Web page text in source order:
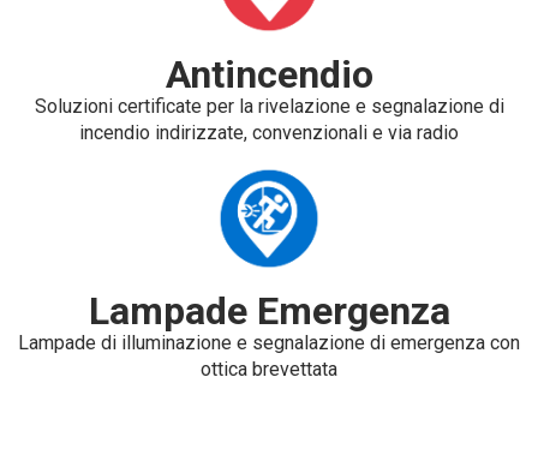
Antincendio
Soluzioni certificate per la rivelazione e segnalazione di
incendio indirizzate, convenzionali e via radio
Lampade Emergenza
Lampade di illuminazione e segnalazione di emergenza con
ottica brevettata